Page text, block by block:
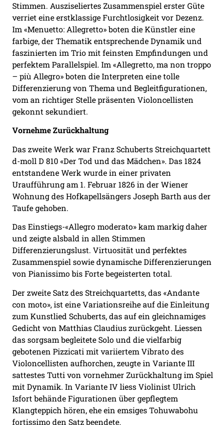
Stimmen. Ausziseliertes Zusammenspiel erster Güte
verriet eine erstklassige Furchtlosigkeit vor Dezenz.
Im «Menuetto: Allegretto» boten die Künstler eine
farbige, der Thematik entsprechende Dynamik und
faszinierten im Trio mit feinsten Empfindungen und
perfektem Parallelspiel. Im «Allegretto, ma non troppo
– più Allegro» boten die Interpreten eine tolle
Differenzierung von Thema und Begleitfigurationen,
vom an richtiger Stelle präsenten Violoncellisten
gekonnt sekundiert.
Vornehme Zurückhaltung
Das zweite Werk war Franz Schuberts Streichquartett
d-moll D 810 «Der Tod und das Mädchen». Das 1824
entstandene Werk wurde in einer privaten
Uraufführung am 1. Februar 1826 in der Wiener
Wohnung des Hofkapellsängers Joseph Barth aus der
Taufe gehoben.
Das Einstiegs-«Allegro moderato» kam markig daher
und zeigte alsbald in allen Stimmen
Differenzierungslust. Virtuosität und perfektes
Zusammenspiel sowie dynamische Differenzierungen
von Pianissimo bis Forte begeisterten total.
Der zweite Satz des Streichquartetts, das «Andante
con moto», ist eine Variationsreihe auf die Einleitung
zum Kunstlied Schuberts, das auf ein gleichnamiges
Gedicht von Matthias Claudius zurückgeht. Liessen
das sorgsam begleitete Solo und die vielfarbig
gebotenen Pizzicati mit variiertem Vibrato des
Violoncellisten aufhorchen, zeugte in Variante III
sattestes Tutti von vornehmer Zurückhaltung im Spiel
mit Dynamik. In Variante IV liess Violinist Ulrich
Isfort behände Figurationen über gepflegtem
Klangteppich hören, ehe ein emsiges Tohuwabohu
fortissimo den Satz beendete.